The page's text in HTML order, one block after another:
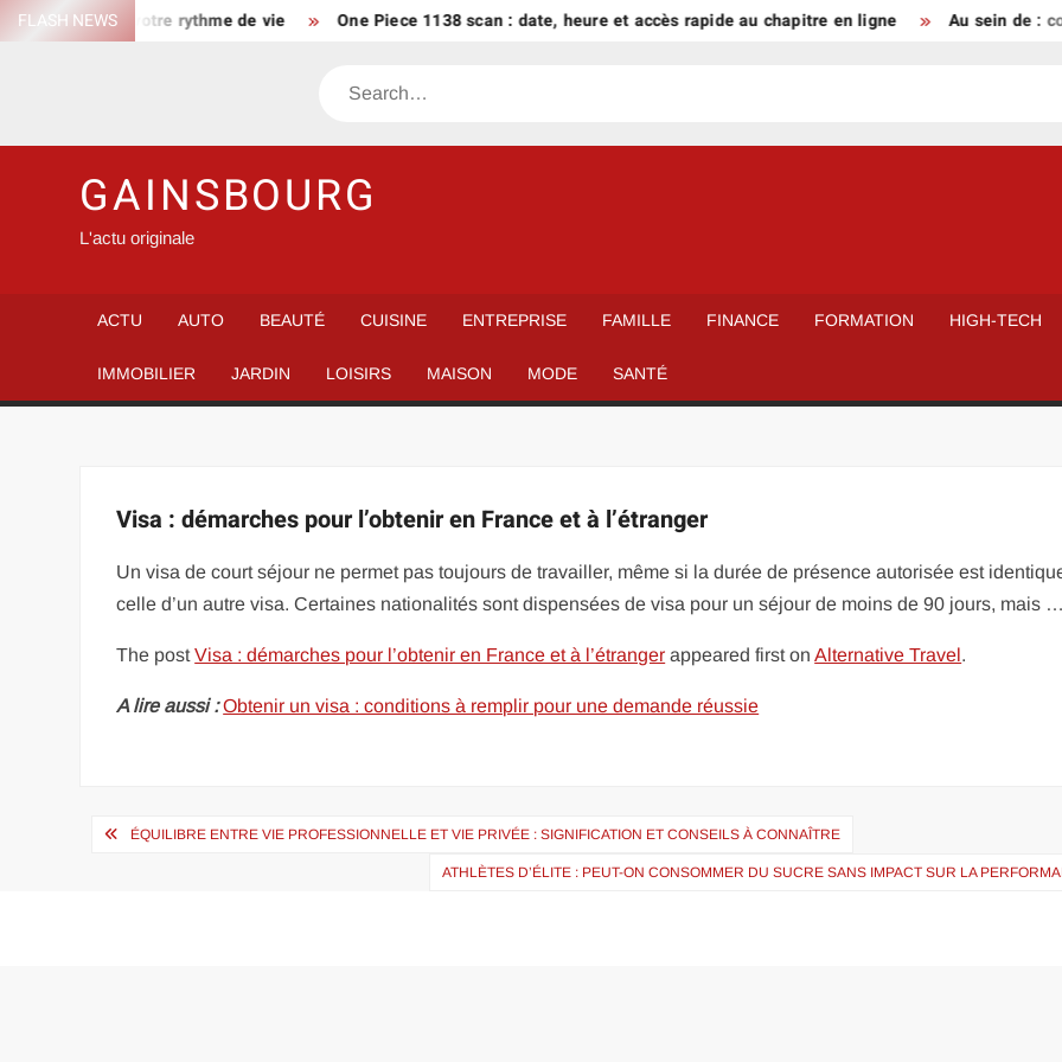
Skip
to
FLASH NEWS
Bus 249 à votre rythme de vie One Piece 1138 scan : date, heure et accès rapide au chapitre en ligne Au sein de :
Search
GAINSBOURG
L'actu originale
ACTU AUTO BEAUTÉ CUISINE ENTREPRISE FAMILLE FINANCE FORMATION HIGH-TECH
IMMOBILIER JARDIN LOISIRS MAISON MODE SANTÉ
Visa : démarches pour l’obtenir en France et à l’étranger
Un visa de court séjour ne permet pas toujours de travailler, même si la durée de présence autorisée est
celle d’un autre visa. Certaines nationalités sont dispensées de visa pour un séjour de moins de 90 jours, mais …
The postVisa : démarches pour l’obtenir en France et à l’étranger appeared first onAlternative Travel.
A lire aussi : Obtenir un visa : conditions à remplir pour une demande réussie
Navigation
ÉQUILIBRE ENTRE VIE PROFESSIONNELLE ET VIE PRIVÉE : SIGNIFICATION ET CONSEILS À CONNAÎTRE
ATHLÈTES D’ÉLITE : PEUT-ON CONSOMMER DU SUCRE SANS IMPACT SUR LA